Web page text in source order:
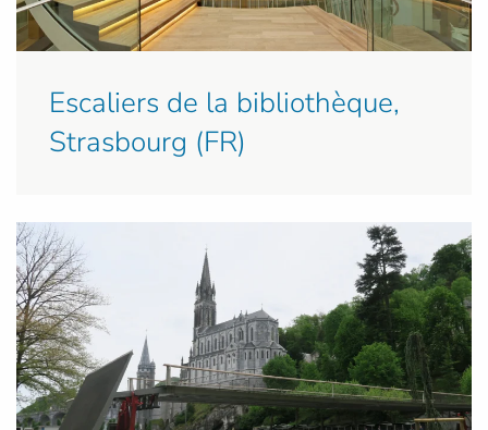
Escaliers de la bibliothèque,
Strasbourg (FR)